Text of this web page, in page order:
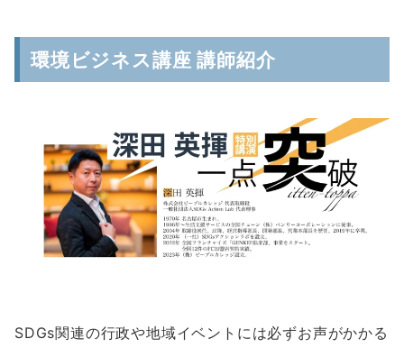
環境ビジネス講座 講師紹介
SDGs関連の行政や地域イベントには必ずお声がかかる